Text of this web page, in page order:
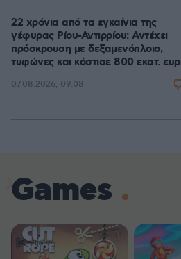
22 χρόνια από τα εγκαίνια της
γέφυρας Ρίου-Αντιρρίου: Αντέχει
πρόσκρουση με δεξαμενόπλοιο,
τυφώνες και κόστισε 800 εκατ.
07.08.2026, 09:08
Games